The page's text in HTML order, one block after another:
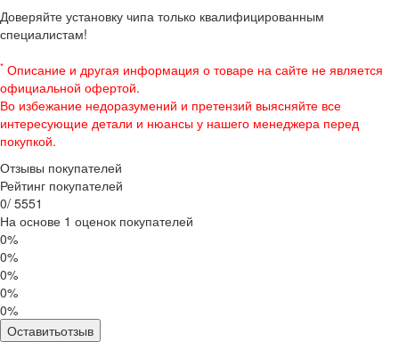
Доверяйте установку чипа только квалифицированным
специалистам!
* Описание и другая информация о товаре на сайте не является
официальной офертой.
Во избежание недоразумений и претензий выясняйте все
интересующие детали и нюансы у нашего менеджера перед
покупкой.
Отзывы покупателей
Рейтинг покупателей
0/ 5551
На основе 1 оценок покупателей
0%
0%
0%
0%
0%
Оставитьотзыв